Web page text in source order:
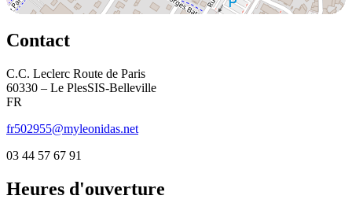
Contact
C.C. Leclerc Route de Paris
60330 – Le PlesSIS-Belleville
FR
fr502955@myleonidas.net
03 44 57 67 91
Heures d'ouverture